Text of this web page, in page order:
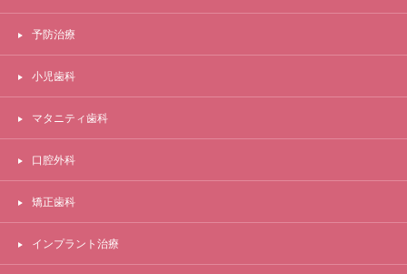
予防治療
小児歯科
マタニティ歯科
口腔外科
矯正歯科
インプラント治療